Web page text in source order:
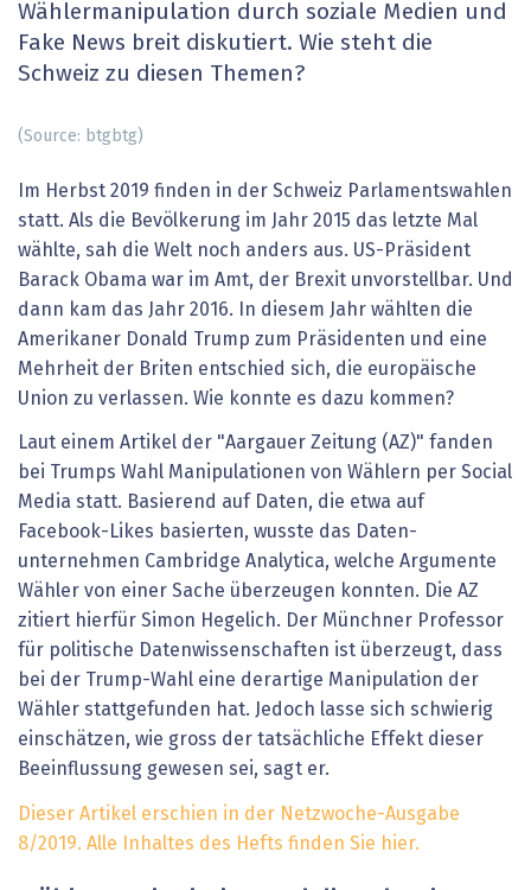
Wählermanipulation durch soziale Medien und
Fake News breit diskutiert. Wie steht die
Schweiz zu diesen Themen?
(Source: btgbtg)
Im Herbst 2019 finden in der Schweiz Parlamentswahlen
statt. Als die Bevölkerung im Jahr 2015 das letzte Mal
wählte, sah die Welt noch anders aus. US-Präsident
Barack ­Obama war im Amt, der Brexit unvorstellbar. Und
dann kam das Jahr 2016. In diesem Jahr wählten die
Amerikaner Donald Trump zum Präsidenten und eine
Mehrheit der Briten entschied sich, die europäische
Union zu verlassen. Wie konnte es dazu kommen?
Laut einem Artikel der "Aargauer Zeitung (AZ)" fanden
bei Trumps Wahl Manipulationen von Wählern per So­cial
Media statt. Basierend auf Daten, die etwa auf
Facebook-Likes basierten, wusste das Daten­
unternehmen Cambridge Analytica, welche Argumente
Wähler von einer Sache überzeugen konnten. Die AZ
zitiert hierfür ­Simon Hegelich. Der Münchner Professor
für politische Datenwissenschaften ist überzeugt, dass
bei der Trump-Wahl eine derartige Manipulation der
Wähler stattgefunden hat. Jedoch lasse sich schwierig
einschätzen, wie gross der tatsächliche Effekt dieser
Beeinflussung ge­wesen sei, sagt er.
Dieser Artikel erschien in der Netzwoche-Ausgabe
8/2019. Alle Inhaltes des Hefts finden Sie hier.